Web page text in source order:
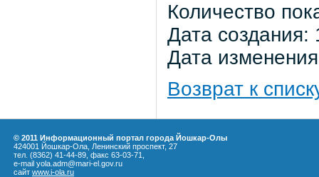
Количество
Дата
Дата
Возврат к
© 2011 Информационный портал города Йошкар-Олы
424001 Йошкар-Ола, Ленинский проспект, 27
тел. (8362) 41-44-89, факс 63-03-71,
e-mail yola.adm@mari-el.gov.ru
сайт www.i-ola.ru